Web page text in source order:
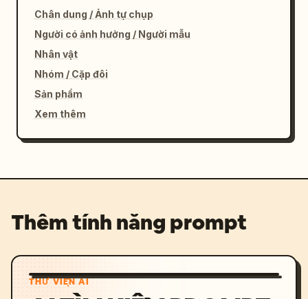
Chân dung / Ảnh tự chụp
Người có ảnh hưởng / Người mẫu
Nhân vật
Nhóm / Cặp đôi
Sản phẩm
Xem thêm
Thêm tính năng prompt
THƯ VIỆN AI